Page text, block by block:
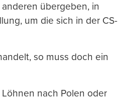
übergeben, in
um die sich in der CS-
so muss doch ein
nach Polen oder